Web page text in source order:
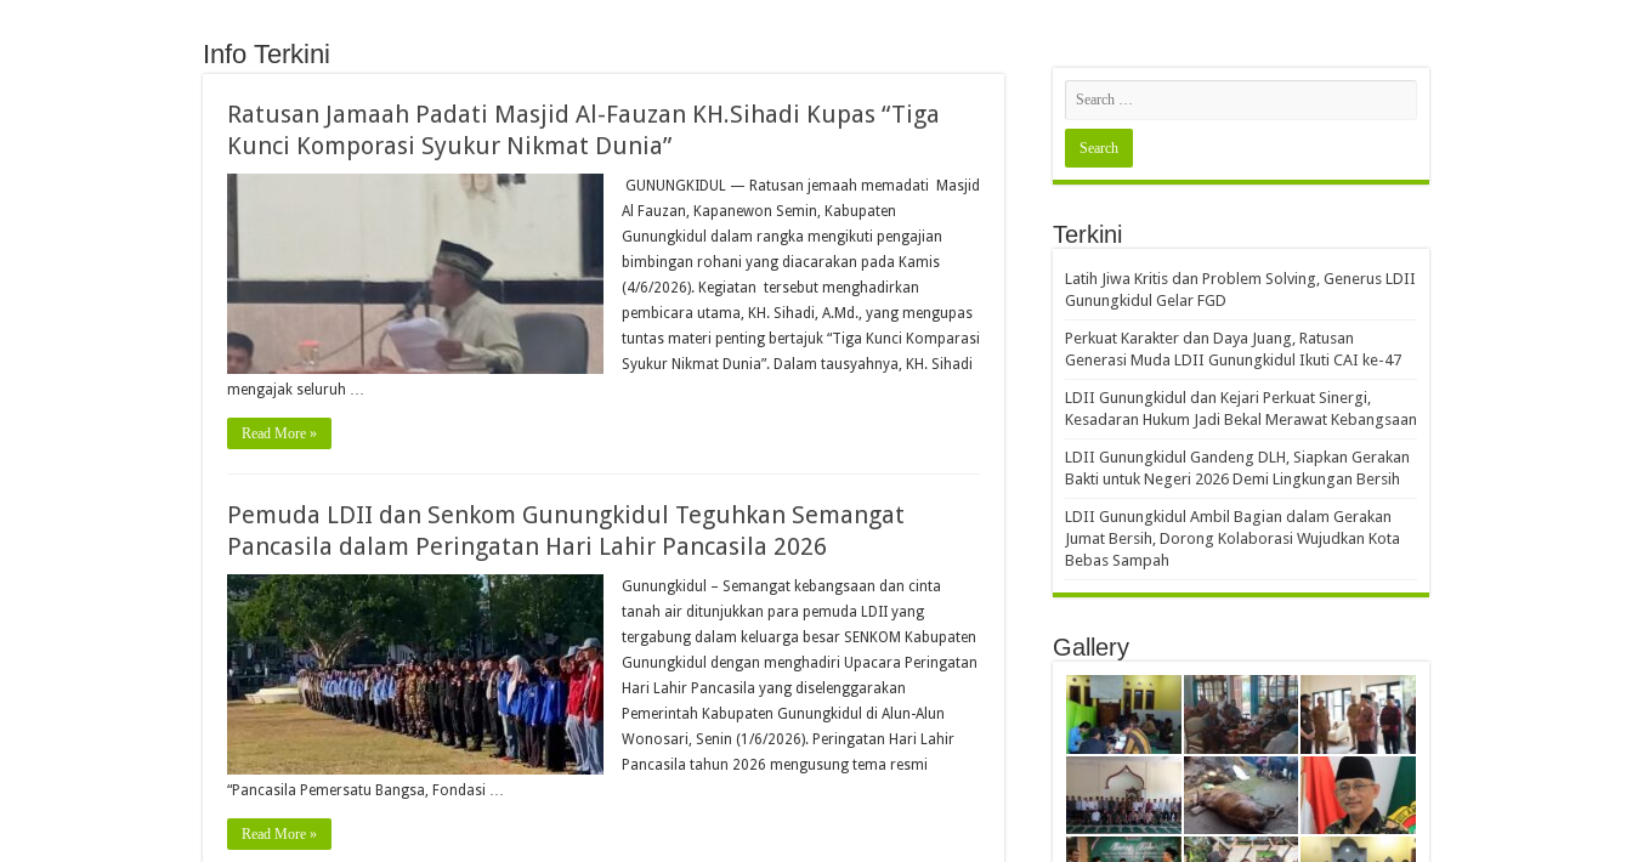
Info Terkini
Ratusan Jamaah Padati Masjid Al-Fauzan KH.Sihadi Kupas “Tiga
Kunci Komporasi Syukur Nikmat Dunia”
​ GUNUNGKIDUL — Ratusan jemaah memadati Masjid
Al Fauzan, Kapanewon Semin, Kabupaten
Gunungkidul dalam rangka mengikuti pengajian
bimbingan rohani yang diacarakan pada Kamis
(4/6/2026). Kegiatan tersebut menghadirkan
pembicara utama, KH. Sihadi, A.Md., yang mengupas
tuntas materi penting bertajuk “Tiga Kunci Komparasi
Syukur Nikmat Dunia”. ​Dalam tausyahnya, KH. Sihadi
mengajak seluruh …
Read More »
Pemuda LDII dan Senkom Gunungkidul Teguhkan Semangat
Pancasila dalam Peringatan Hari Lahir Pancasila 2026
Gunungkidul – Semangat kebangsaan dan cinta
tanah air ditunjukkan para pemuda LDII yang
tergabung dalam keluarga besar SENKOM Kabupaten
Gunungkidul dengan menghadiri Upacara Peringatan
Hari Lahir Pancasila yang diselenggarakan
Pemerintah Kabupaten Gunungkidul di Alun-Alun
Wonosari, Senin (1/6/2026). Peringatan Hari Lahir
Pancasila tahun 2026 mengusung tema resmi
“Pancasila Pemersatu Bangsa, Fondasi …
Read More »
Terkini
Latih Jiwa Kritis dan Problem Solving, Generus LDII
Gunungkidul Gelar FGD
Perkuat Karakter dan Daya Juang, Ratusan
Generasi Muda LDII Gunungkidul Ikuti CAI ke-47
LDII Gunungkidul dan Kejari Perkuat Sinergi,
Kesadaran Hukum Jadi Bekal Merawat Kebangsaan
LDII Gunungkidul Gandeng DLH, Siapkan Gerakan
Bakti untuk Negeri 2026 Demi Lingkungan Bersih
LDII Gunungkidul Ambil Bagian dalam Gerakan
Jumat Bersih, Dorong Kolaborasi Wujudkan Kota
Bebas Sampah
Gallery